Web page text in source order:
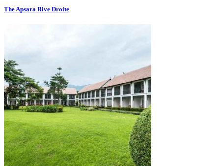
The Apsara Rive Droite